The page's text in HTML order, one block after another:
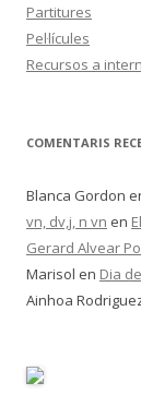
Partitures
Pel·lícules
Recursos a
COMENTARIS
Blanca Gordon
vn, dv,j, n vn en
Gerard Alvear
Marisol en Dia
Ainhoa